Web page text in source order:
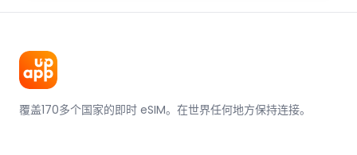
覆盖170多个国家的即时 eSIM。在世界任何地方保持连接。